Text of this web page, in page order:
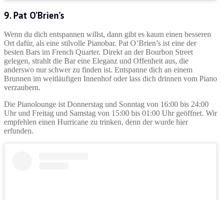
9. Pat O’Brien’s
Wenn du dich entspannen willst, dann gibt es kaum einen besseren
Ort dafür, als eine stilvolle Pianobar. Pat O’Brien’s ist eine der
besten Bars im French Quarter. Direkt an der Bourbon Street
gelegen, strahlt die Bar eine Eleganz und Offenheit aus, die
anderswo nur schwer zu finden ist. Entspanne dich an einem
Brunnen im weitläufigen Innenhof oder lass dich drinnen vom Piano
verzaubern.
Die Pianolounge ist Donnerstag und Sonntag von 16:00 bis 24:00
Uhr und Freitag und Samstag von 15:00 bis 01:00 Uhr geöffnet. Wir
empfehlen einen Hurricane zu trinken, denn der wurde hier
erfunden.